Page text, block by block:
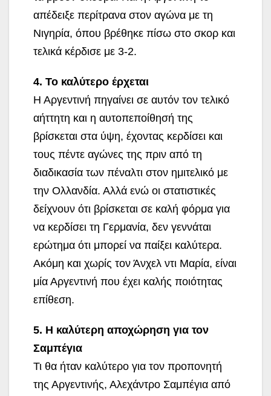
απέδειξε περίτρανα στον αγώνα με τη
Νιγηρία, όπου βρέθηκε πίσω στο σκορ και
τελικά κέρδισε με 3-2.
4. Το καλύτερο έρχεται
Η Αργεντινή πηγαίνει σε αυτόν τον τελικό
αήττητη και η αυτοπεποίθησή της
βρίσκεται στα ύψη, έχοντας κερδίσει και
τους πέντε αγώνες της πριν από τη
διαδικασία των πέναλτι στον ημιτελικό με
την Ολλανδία. Αλλά ενώ οι στατιστικές
δείχνουν ότι βρίσκεται σε καλή φόρμα για
να κερδίσει τη Γερμανία, δεν γεννάται
ερώτημα ότι μπορεί να παίξει καλύτερα.
Ακόμη και χωρίς τον Άνχελ ντι Μαρία, είναι
μία Αργεντινή που έχει καλής ποιότητας
επίθεση.
5. Η καλύτερη αποχώρηση για τον
Σαμπέγια
Τι θα ήταν καλύτερο για τον προπονητή
της Αργεντινής, Αλεχάντρο Σαμπέγια από